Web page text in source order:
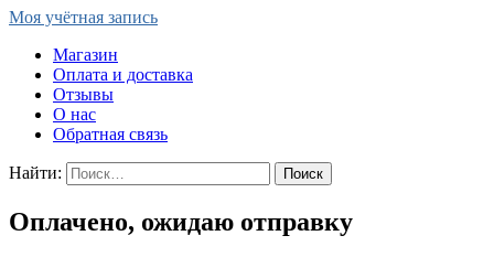
Моя учётная запись
Магазин
Оплата и доставка
Отзывы
О нас
Обратная связь
Найти:
Оплачено, ожидаю отправку